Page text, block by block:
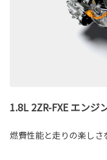
1.8L 2ZR-FXE エンジ
燃費性能と走りの楽しさ